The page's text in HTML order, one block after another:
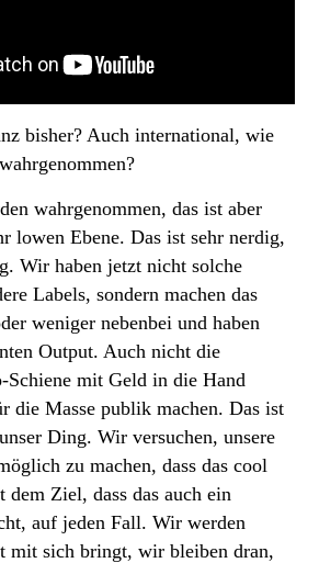
bisher? Auch international, wie
wahrgenommen, das ist aber
lowen Ebene. Das ist sehr nerdig,
Wir haben jetzt nicht solche
Labels, sondern machen das
weniger nebenbei und haben
Output. Auch nicht die
Schiene mit Geld in die Hand
die Masse publik machen. Das ist
Ding. Wir versuchen, unsere
zu machen, dass das cool
Ziel, dass das auch ein
auf jeden Fall. Wir werden
mit sich bringt, wir bleiben dran,